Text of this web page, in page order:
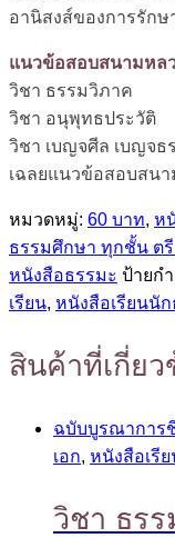
อานิสงส์ของการรักษ
แนวข้อสอบสนามหล
วิชา ธรรมวิภาค
วิชา อนุพุทธประวัติ
วิชา เบญจศีล เบญจธ
เฉลยแนวข้อสอบสนา
หมวดหมู่: 60 บาท, ห
ธรรมศึกษา ทุกชั้น ตรี
หนังสือธรรมะ ป้ายก
เรียน, หนังสือเรียนนัก
สินค้าที่เกี่ยว
ฉบับบูรณาการ
เอก, หนังสือเรี
วิชา ธร